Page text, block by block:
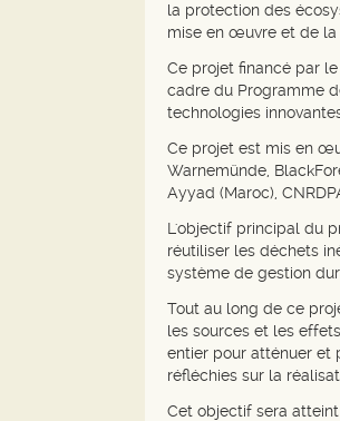
la protection des
mise en œuvre et de la
Ce projet financé par
cadre du Programme
technologies
Ce projet est mis en
Warnemünde,
Ayyad (Maroc),
L'objectif principal du
réutiliser les déchets
système de gestion
Tout au long de ce
les sources et les
entier pour atténuer et
réfléchies sur la
Cet objectif sera